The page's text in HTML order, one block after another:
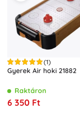
(1)
Gyerek Air hoki 21882
Raktáron
6 350 Ft